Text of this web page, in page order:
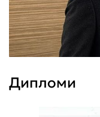
Дипломи